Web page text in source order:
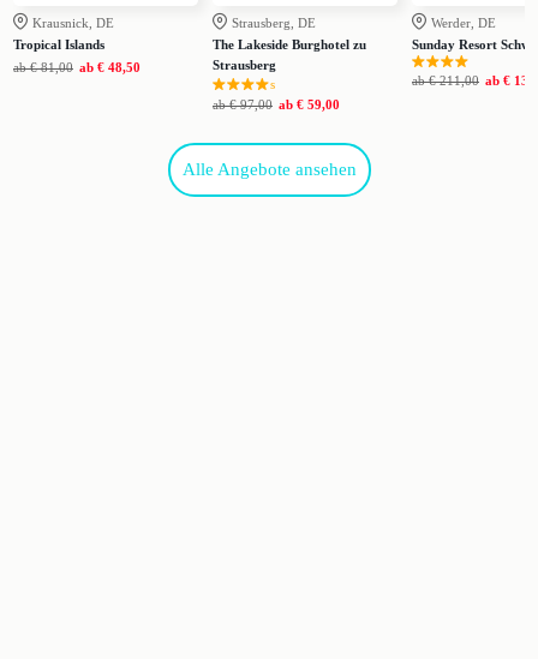
Krausnick, DE
Tropical Islands
ab € 81,00 ab € 48,50
Strausberg, DE
The Lakeside Burghotel zu
Strausberg
s
ab € 97,00 ab € 59,00
Werder, DE
Sunday Resort
ab € 211,00 ab €
Alle Angebote ansehen